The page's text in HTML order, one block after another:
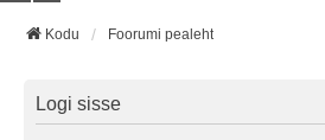
Kodu Foorumi pealeht
Logi sisse